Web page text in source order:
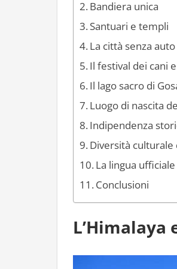
Bandiera unica
Santuari e templi
La città senza auto
Il festival dei cani
Il lago sacro di
Luogo di nascita
Indipendenza
Diversità culturale
La lingua
Conclusioni
L’Himalaya